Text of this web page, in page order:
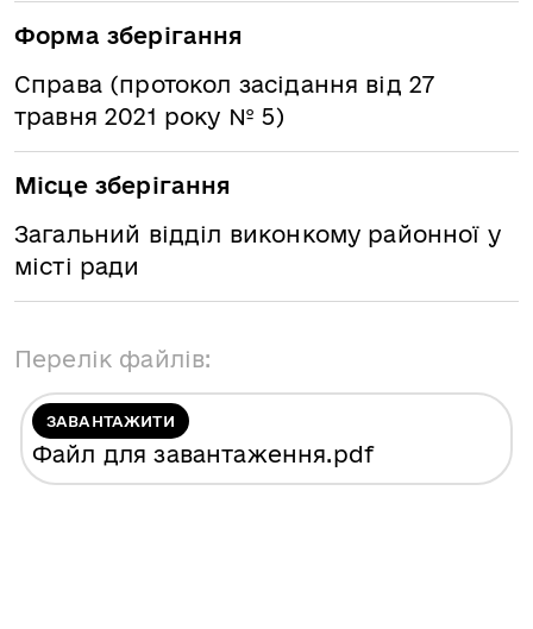
Форма зберігання
Справа (протокол засідання від 27
травня 2021 року № 5)
Місце зберігання
Загальний відділ виконкому районної у
місті ради
Перелік файлів:
ЗАВАНТАЖИТИ
Файл для завантаження.pdf